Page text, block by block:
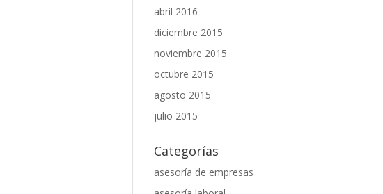
abril 2016
diciembre 2015
noviembre 2015
octubre 2015
agosto 2015
julio 2015
Categorías
asesoría de empresas